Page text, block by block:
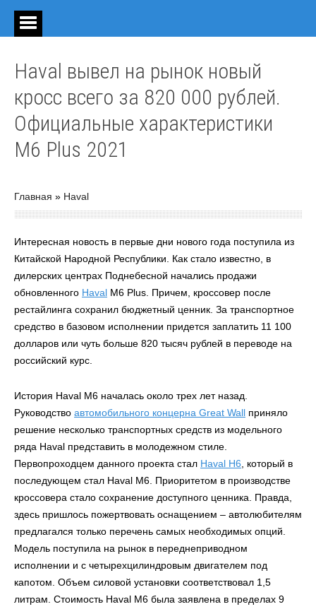
Haval вывел на рынок новый
кросс всего за 820 000 рублей.
Официальные характеристики
M6 Plus 2021
Главная » Haval
Интересная новость в первые дни нового года поступила из
Китайской Народной Республики. Как стало известно, в
дилерских центрах Поднебесной начались продажи
обновленного Haval M6 Plus. Причем, кроссовер после
рестайлинга сохранил бюджетный ценник. За транспортное
средство в базовом исполнении придется заплатить 11 100
долларов или чуть больше 820 тысяч рублей в переводе на
российский курс.
История Haval M6 началась около трех лет назад.
Руководство автомобильного концерна Great Wall приняло
решение несколько транспортных средств из модельного
ряда Haval представить в молодежном стиле.
Первопроходцем данного проекта стал Haval Н6 , который в
последующем стал Haval M6. Приоритетом в производстве
кроссовера стало сохранение доступного ценника. Правда,
здесь пришлось пожертвовать оснащением – автолюбителям
предлагался только перечень самых необходимых опций.
Модель поступила на рынок в переднеприводном
исполнении и с четырехцилиндровым двигателем под
капотом. Объем силовой установки соответствовал 1,5
литрам. Стоимость Haval M6 была заявлена в пределах 9